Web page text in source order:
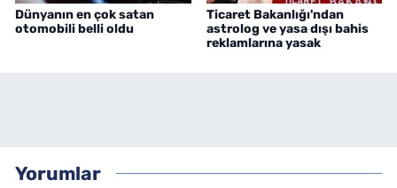
Dünyanın en çok satan
otomobili belli oldu
Ticaret Bakanlığı'ndan
astrolog ve yasa dışı bahis
reklamlarına yasak
Yorumlar